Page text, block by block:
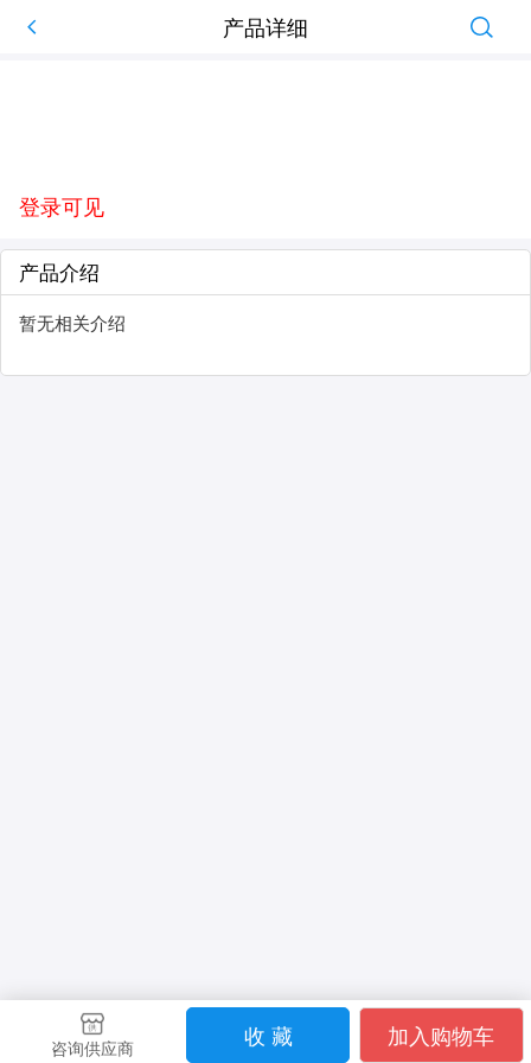
产品详细
登录可见
产品介绍
暂无相关介绍
咨询供应商 收 藏 加入购物车